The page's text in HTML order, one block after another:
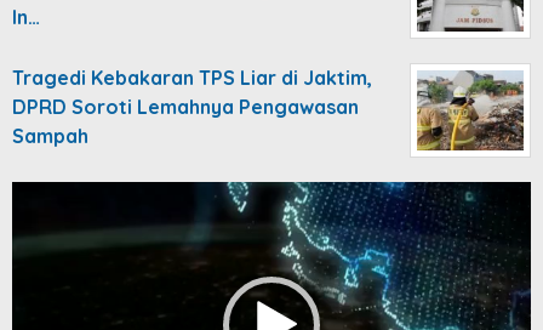
In…
Tragedi Kebakaran TPS Liar di Jaktim,
DPRD Soroti Lemahnya Pengawasan
Sampah